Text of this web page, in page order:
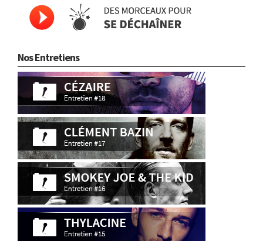
Nos Entretiens